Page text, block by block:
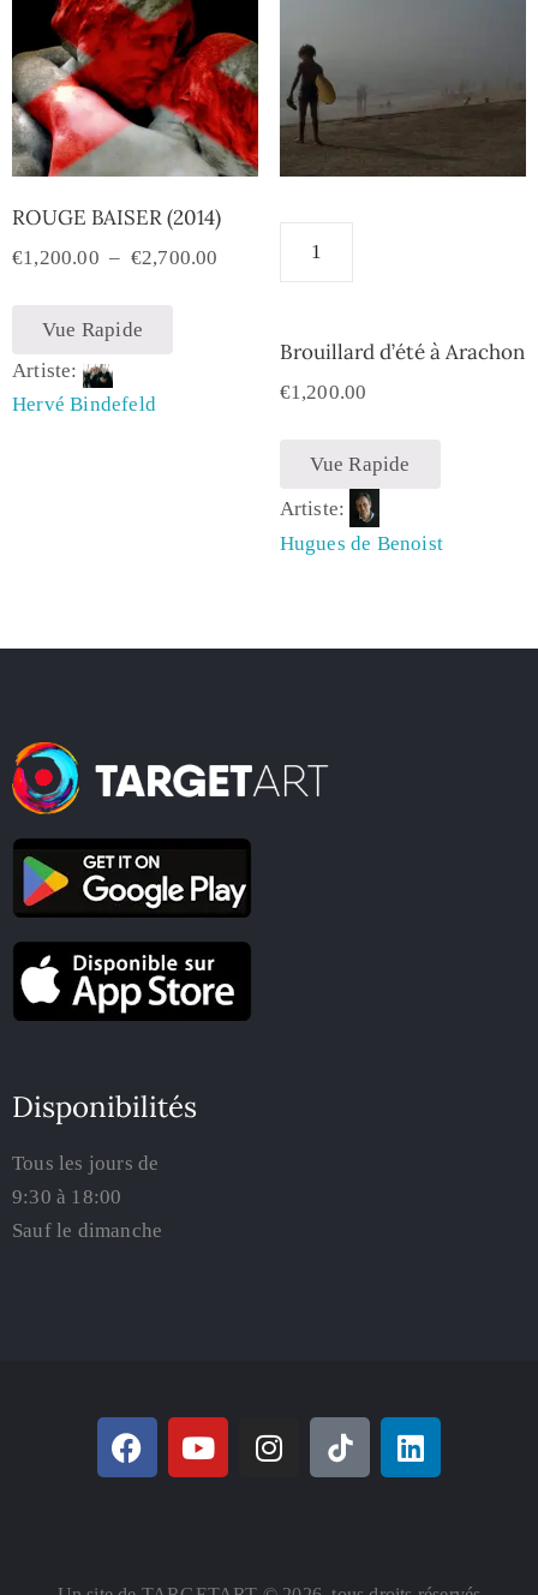
ROUGE BAISER (2014)
€1,200.00 – €2,700.00
Vue Rapide
Artiste:
Hervé Bindefeld
Brouillard d’été à Arachon
€1,200.00
Vue Rapide
Artiste:
Hugues de Benoist
Disponibilités
Tous les jours de
9:30 à 18:00
Sauf le dimanche